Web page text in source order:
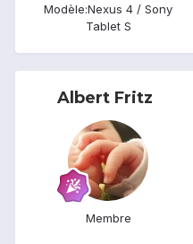
Modèle:Nexus 4 / Sony
Tablet S
Albert Fritz
Membre